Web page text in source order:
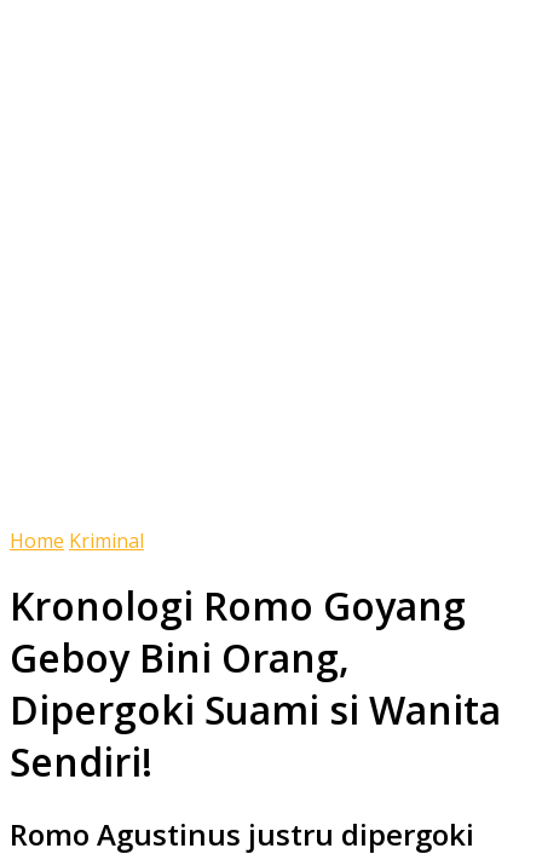
Home Kriminal
Kronologi Romo Goyang
Geboy Bini Orang,
Dipergoki Suami si Wanita
Sendiri!
Romo Agustinus justru dipergoki